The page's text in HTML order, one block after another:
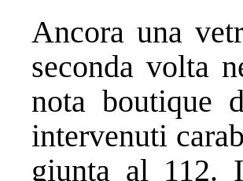
Ancora una
seconda volta
nota boutique
intervenuti
giunta al 112.